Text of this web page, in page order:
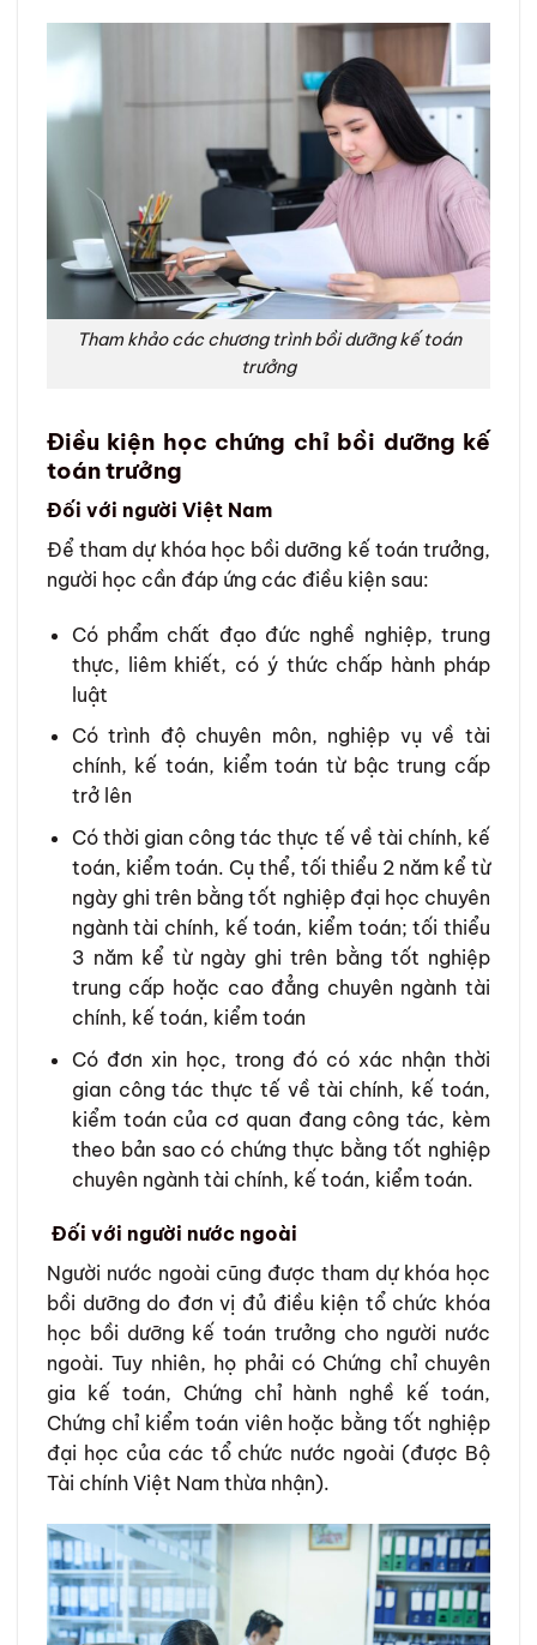
Tham khảo các chương trình bồi dưỡng kế toán
trưởng
Điều kiện học chứng chỉ bồi dưỡng kế
toán trưởng
Đối với người Việt Nam
Để tham dự khóa học bồi dưỡng kế toán trưởng,
người học cần đáp ứng các điều kiện sau:
Có phẩm chất đạo đức nghề nghiệp, trung
thực, liêm khiết, có ý thức chấp hành pháp
luật
Có trình độ chuyên môn, nghiệp vụ về tài
chính, kế toán, kiểm toán từ bậc trung cấp
trở lên
Có thời gian công tác thực tế về tài chính, kế
toán, kiểm toán. Cụ thể, tối thiểu 2 năm kể từ
ngày ghi trên bằng tốt nghiệp đại học chuyên
ngành tài chính, kế toán, kiểm toán; tối thiểu
3 năm kể từ ngày ghi trên bằng tốt nghiệp
trung cấp hoặc cao đẳng chuyên ngành tài
chính, kế toán, kiểm toán
Có đơn xin học, trong đó có xác nhận thời
gian công tác thực tế về tài chính, kế toán,
kiểm toán của cơ quan đang công tác, kèm
theo bản sao có chứng thực bằng tốt nghiệp
chuyên ngành tài chính, kế toán, kiểm toán.
Đối với người nước ngoài
Người nước ngoài cũng được tham dự khóa học
bồi dưỡng do đơn vị đủ điều kiện tổ chức khóa
học bồi dưỡng kế toán trưởng cho người nước
ngoài. Tuy nhiên, họ phải có Chứng chỉ chuyên
gia kế toán, Chứng chỉ hành nghề kế toán,
Chứng chỉ kiểm toán viên hoặc bằng tốt nghiệp
đại học của các tổ chức nước ngoài (được Bộ
Tài chính Việt Nam thừa nhận).